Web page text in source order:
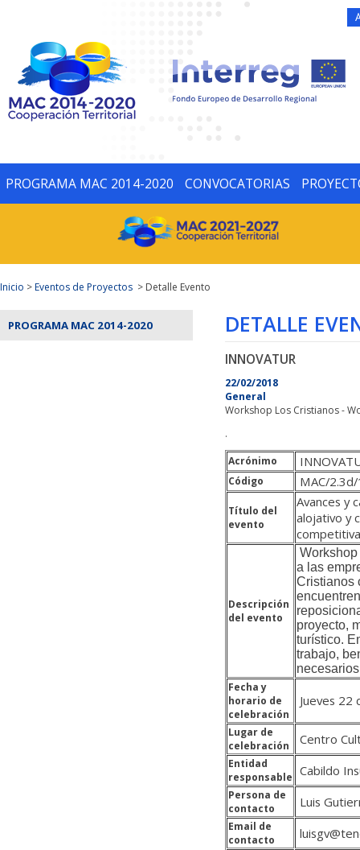
PROGRAMA MAC 2014-2020 CONVOCATORIAS
Inicio >Eventos de Proyectos > Detalle Evento
PROGRAMA MAC 2014-2020 DETALLE
INNOVATUR
22/02/2018
General
Workshop Los Cristianos -
.
Acrónimo
Código MAC/
Título del
evento
Avances y
alojativo y
Descripción
del evento
a las
Cristianos
proyecto,
turístico.
trabajo,
Fecha y
horario de
celebración
Jueves
Lugar de
celebración
Centro
Entidad
responsable Cabildo
Persona de
contacto
Luis
Email de
contacto